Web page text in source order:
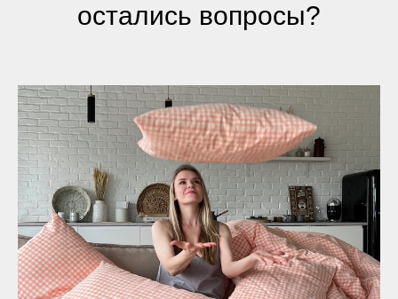
остались вопросы?